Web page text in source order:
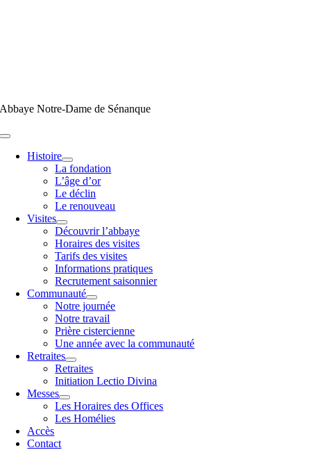
Abbaye Notre-Dame de Sénanque
Toggle
NavigationHistoire
La fondation
L’âge d’or
Le déclin
Le renouveau
Visites
Découvrir l’abbaye
Horaires des visites
Tarifs des visites
Informations pratiques
Recrutement saisonnier
Communauté
Notre journée
Notre travail
Prière cistercienne
Une année avec la communauté
Retraites
Retraites
Initiation Lectio Divina
Messes
Les Horaires des Offices
Les Homélies
Accès
Contact